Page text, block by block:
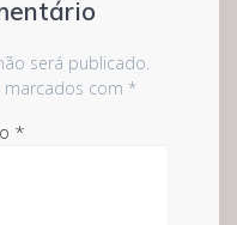
será publicado.
com *
*